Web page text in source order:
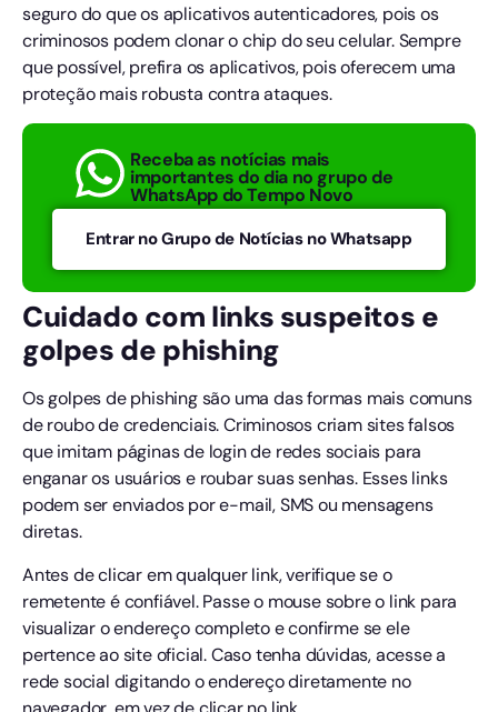
seguro do que os aplicativos autenticadores, pois os
criminosos podem clonar o chip do seu celular. Sempre
que possível, prefira os aplicativos, pois oferecem uma
proteção mais robusta contra ataques.
Receba as notícias mais
importantes do dia no grupo de
WhatsApp do Tempo Novo
Entrar no Grupo de Notícias no Whatsapp
Cuidado com links suspeitos e
golpes de phishing
Os golpes de phishing são uma das formas mais comuns
de roubo de credenciais. Criminosos criam sites falsos
que imitam páginas de login de redes sociais para
enganar os usuários e roubar suas senhas. Esses links
podem ser enviados por e-mail, SMS ou mensagens
diretas.
Antes de clicar em qualquer link, verifique se o
remetente é confiável. Passe o mouse sobre o link para
visualizar o endereço completo e confirme se ele
pertence ao site oficial. Caso tenha dúvidas, acesse a
rede social digitando o endereço diretamente no